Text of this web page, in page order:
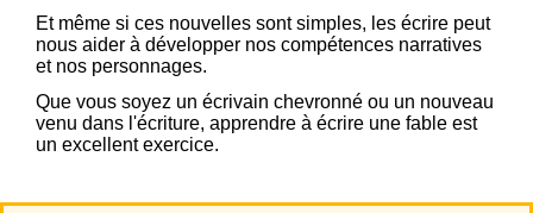
Et même si ces nouvelles sont simples, les écrire peut
nous aider à développer nos compétences narratives
et nos personnages.
Que vous soyez un écrivain chevronné ou un nouveau
venu dans l'écriture, apprendre à écrire une fable est
un excellent exercice.